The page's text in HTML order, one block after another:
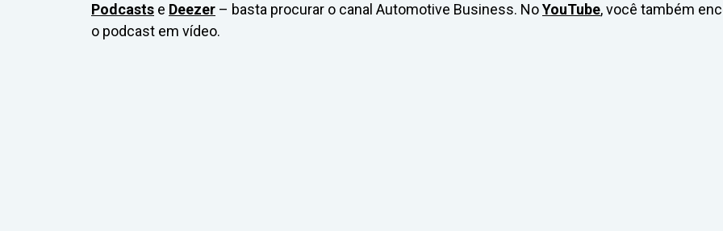
Podcasts e Deezer – basta procurar o canal Automotive Business. NoYouTube, você também
o podcast em vídeo.